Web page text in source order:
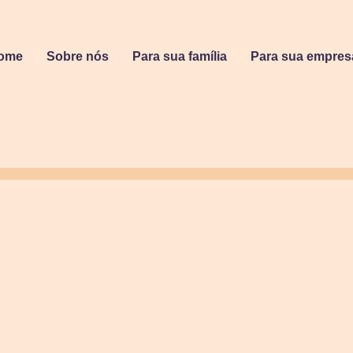
Sobre nós Para sua família Para sua